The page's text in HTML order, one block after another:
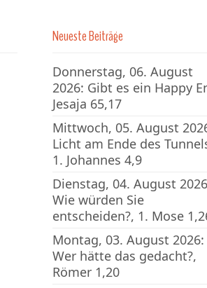
Neueste Beiträge
Donnerstag, 06. August
2026: Gibt es ein Happy
Jesaja 65,17
Mittwoch, 05. August
Licht am Ende des
1. Johannes 4,9
Dienstag, 04. August
Wie würden Sie
entscheiden?, 1. Mose
Montag, 03. August 2026:
Wer hätte das gedacht?,
Römer 1,20